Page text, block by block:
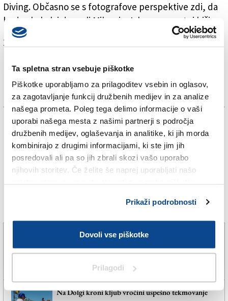
Ta spletna stran vsebuje piškotke
Piškotke uporabljamo za prilagoditev vsebin in oglasov,
za zagotavljanje funkcij družbenih medijev in za analize
našega prometa. Poleg tega delimo informacije o vaši
uporabi našega mesta z našimi partnerji s področja
družbenih medijev, oglaševanja in analitike, ki jih morda
kombinirajo z drugimi informacijami, ki ste jim jih
posredovali ali pa so jih zbrali skozi vašo uporabo
njihovih storitev. Če želite še naprej uporabljati našo
Prikaži podrobnosti
Dovoli vse piškotke
Prilagodi
Diving. Občasno se s fotografove perspektive zdi, da
bodo skakalci dosegli Mihca in Jakca na mestni hiši ...
Za branje in pisanje komentarjev je potrebna prijava
TAGS:
FOTODAMJ@N
TRST
Ogenj je uničil petindvajset hektarjev Krasa
Na Dolgi kroni kljub vročini uspešno tekmovanje